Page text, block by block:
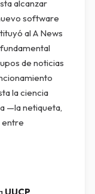
alcanzar
software
al A News
de noticias
la ciencia
—la netiqueta,
entre